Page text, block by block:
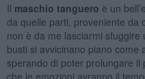
Il maschio tanguero è un
da quelle parti, proveniente da
non è da me lasciarmi sfuggire
busti si avvicinano piano come
sperando di poter prolungare
che le emozioni avranno il